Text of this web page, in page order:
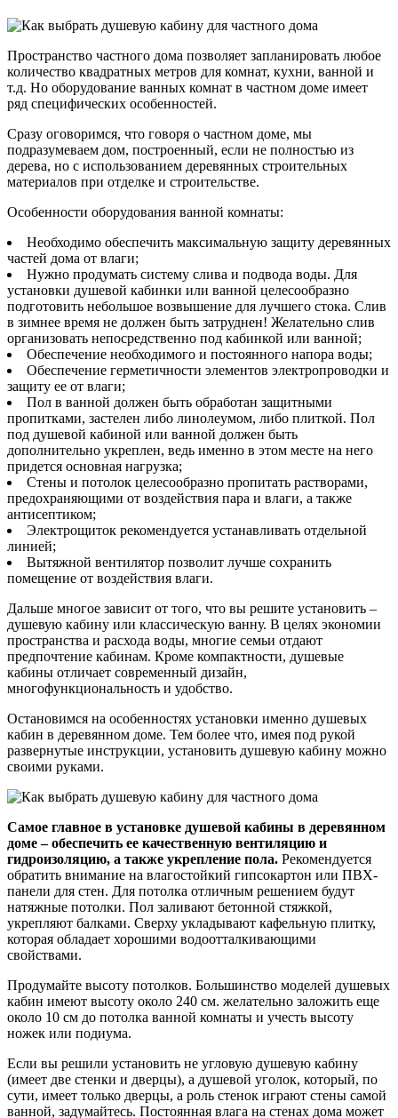
Пространство частного дома позволяет запланировать любое
количество квадратных метров для комнат, кухни, ванной и
т.д. Но оборудование ванных комнат в частном доме имеет
ряд специфических особенностей.
Сразу оговоримся, что говоря о частном доме, мы
подразумеваем дом, построенный, если не полностью из
дерева, но с использованием деревянных строительных
материалов при отделке и строительстве.
Особенности оборудования ванной комнаты:
Необходимо обеспечить максимальную защиту деревянных
частей дома от влаги;
Нужно продумать систему слива и подвода воды. Для
установки душевой кабинки или ванной целесообразно
подготовить небольшое возвышение для лучшего стока. Слив
в зимнее время не должен быть затруднен! Желательно слив
организовать непосредственно под кабинкой или ванной;
Обеспечение необходимого и постоянного напора воды;
Обеспечение герметичности элементов электропроводки и
защиту ее от влаги;
Пол в ванной должен быть обработан защитными
пропитками, застелен либо линолеумом, либо плиткой. Пол
под душевой кабиной или ванной должен быть
дополнительно укреплен, ведь именно в этом месте на него
придется основная нагрузка;
Стены и потолок целесообразно пропитать растворами,
предохраняющими от воздействия пара и влаги, а также
антисептиком;
Электрощиток рекомендуется устанавливать отдельной
линией;
Вытяжной вентилятор позволит лучше сохранить
помещение от воздействия влаги.
Дальше многое зависит от того, что вы решите установить –
душевую кабину или классическую ванну. В целях экономии
пространства и расхода воды, многие семьи отдают
предпочтение кабинам. Кроме компактности, душевые
кабины отличает современный дизайн,
многофункциональность и удобство.
Остановимся на особенностях установки именно душевых
кабин в деревянном доме. Тем более что, имея под рукой
развернутые инструкции, установить душевую кабину можно
своими руками.
Самое главное в установке душевой кабины в деревянном
доме – обеспечить ее качественную вентиляцию и
гидроизоляцию, а также укрепление пола. Рекомендуется
обратить внимание на влагостойкий гипсокартон или ПВХ-
панели для стен. Для потолка отличным решением будут
натяжные потолки. Пол заливают бетонной стяжкой,
укрепляют балками. Сверху укладывают кафельную плитку,
которая обладает хорошими водоотталкивающими
свойствами.
Продумайте высоту потолков. Большинство моделей душевых
кабин имеют высоту около 240 см. желательно заложить еще
около 10 см до потолка ванной комнаты и учесть высоту
ножек или подиума.
Если вы решили установить не угловую душевую кабину
(имеет две стенки и дверцы), а душевой уголок, который, по
сути, имеет только дверцы, а роль стенок играют стены самой
ванной, задумайтесь. Постоянная влага на стенах дома может